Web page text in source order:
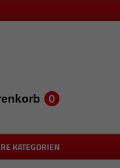
0
KATEGORIEN